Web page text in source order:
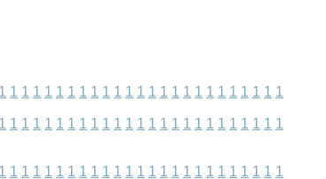
1 1 1 1 1 1 1 1 1 1 1 1 1 1 1 1 1 1 1 1 1 1 1 1 1
1 1 1 1 1 1 1 1 1 1 1 1 1 1 1 1 1 1 1 1 1 1 1 1 1
1 1 1 1 1 1 1 1 1 1 1 1 1 1 1 1 1 1 1 1 1 1 1 1 1